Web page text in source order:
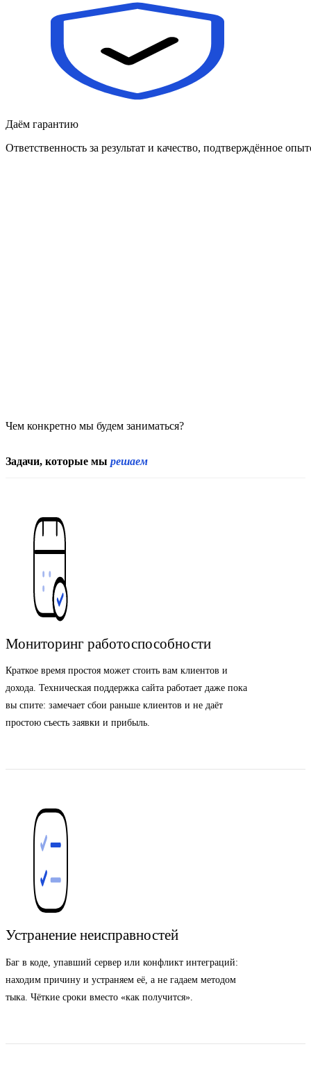
Даём гарантию
Ответственность за результат и качество, подтверждённое
Чем конкретно мы будем заниматься?
Задачи, которые мы решаем
Мониторинг работоспособности
Краткое время простоя может стоить вам клиентов и
дохода. Техническая поддержка сайта работает даже пока
вы спите: замечает сбои раньше клиентов и не даёт
простою съесть заявки и прибыль.
Устранение неисправностей
Баг в коде, упавший сервер или конфликт интеграций:
находим причину и устраняем её, а не гадаем методом
тыка. Чёткие сроки вместо «как получится».